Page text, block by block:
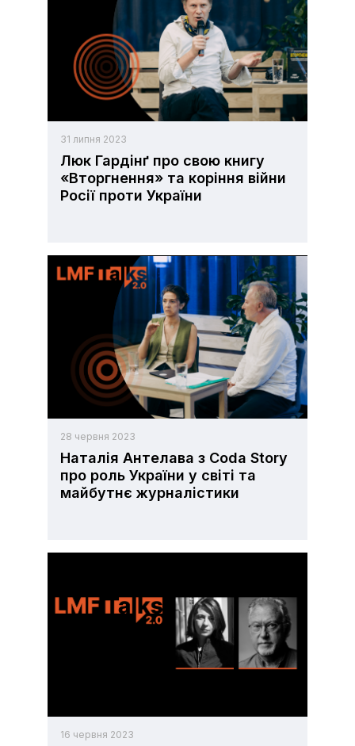
31 липня 2023
Люк Гардінґ про свою книгу
«Вторгнення» та коріння війни
Росії проти України
28 червня 2023
Наталія Антелава з Coda Story
про роль України у світі та
майбутнє журналістики
16 червня 2023